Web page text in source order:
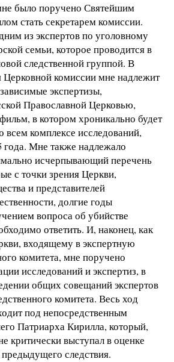
было поручено Святейшим
стать секретарем комиссии.
из экспертов по уголовному
семьи, которое проводится в
следственной группой. В
Церковной комиссии мне надлежит
экспертизы,
Православной Церковью,
в котором хроникально будет
всем комплексе исследований,
Мне также надлежало
исчерпывающий перечень
с точки зрения Церкви,
и представителей
долгие годы
вопроса об убийстве
ответить. И, наконец, как
входящему в экспертную
комитета, мне поручено
исследований и экспертиз, в
общих совещаний экспертов
комитета. Весь ход
под непосредственным
Патриарха Кирилла, который,
критически выступал в оценке
предыдущего следствия.